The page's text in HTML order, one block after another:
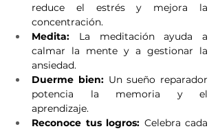
reduce el estrés y mejora la
concentración.
Medita: La meditación ayuda a
calmar la mente y a gestionar la
ansiedad.
Duerme bien: Un sueño reparador
potencia la memoria y el
aprendizaje.
Reconoce tus logros: Celebra cada